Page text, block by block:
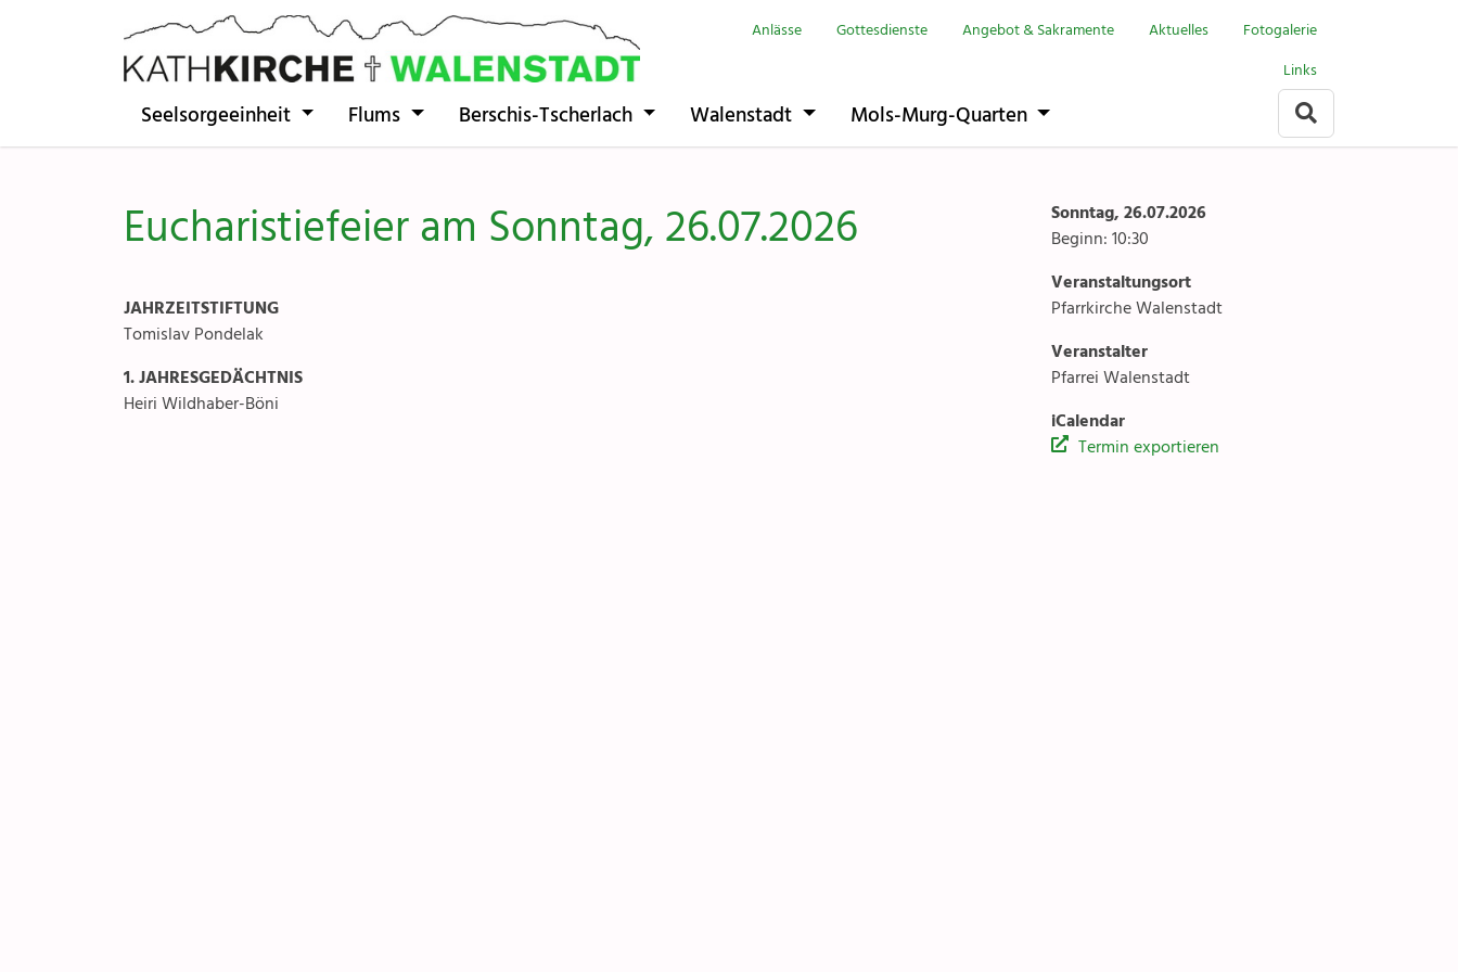
Direkt zur Hauptnavigation springen
Anlässe Gottesdienste Angebot & Sakramente Aktuelles
Fotogalerie
Links
Seelsorgeeinheit Flums Berschis-Tscherlach Walenstadt Mols-Murg-Quarten
Eucharistiefeier am Sonntag, 26.07.2026
JAHRZEITSTIFTUNG
Tomislav Pondelak
1. JAHRESGEDÄCHTNIS
Heiri Wildhaber-Böni
Sonntag, 26.07.2026
Beginn: 10:30
Veranstaltungsort
Pfarrkirche Walenstadt
Veranstalter
Pfarrei Walenstadt
iCalendar
Termin exportieren
Menu Walenstadt
Kontakte
Gremien & Räte
Aktuelles & Fotogalerien
Kirchen & Kapellen